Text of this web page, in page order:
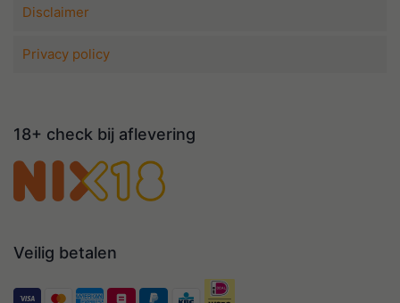
Disclaimer
Privacy policy
18+ check bij aflevering
Veilig betalen